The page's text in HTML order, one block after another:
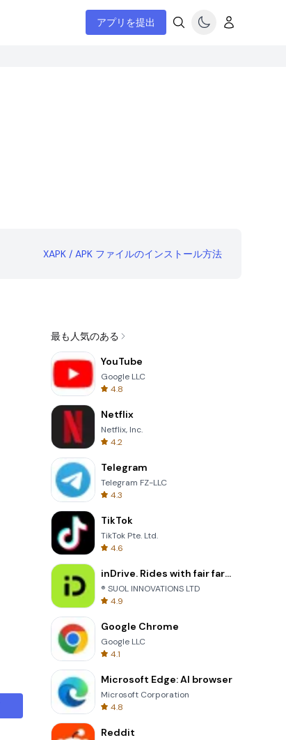
アプリを提出
XAPK / APK ファイルのインストール方法
最も人気のある
YouTube
Google LLC
4.8
Netflix
Netflix, Inc.
4.2
Telegram
Telegram FZ-LLC
4.3
TikTok
TikTok Pte. Ltd.
4.6
inDrive. Rides with fair fares
® SUOL INNOVATIONS LTD
4.9
Google Chrome
Google LLC
4.1
Microsoft Edge: AI browser
Microsoft Corporation
4.8
Reddit